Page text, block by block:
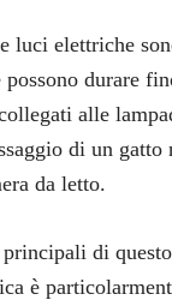
luci elettriche
durare
alle
di un
da letto.
di
è